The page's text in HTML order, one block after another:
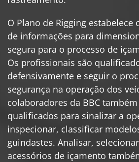
O Plano de Rigging
de informações para
segura para o processo de
Os profissionais são
defensivamente e seguir o
segurança na operação dos
colaboradores da BBC
qualificados para sinalizar a
inspecionar, classificar
guindastes. Analisar,
acessórios de içamento